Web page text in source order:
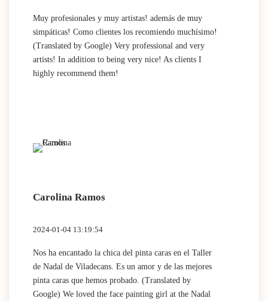
Muy profesionales y muy artistas! además de muy
simpáticas! Como clientes los recomiendo muchísimo!
(Translated by Google) Very professional and very
artists! In addition to being very nice! As clients I
highly recommend them!
Carolina Ramos
2024-01-04 13:19:54
Nos ha encantado la chica del pinta caras en el Taller
de Nadal de Viladecans. Es un amor y de las mejores
pinta caras que hemos probado. (Translated by
Google) We loved the face painting girl at the Nadal